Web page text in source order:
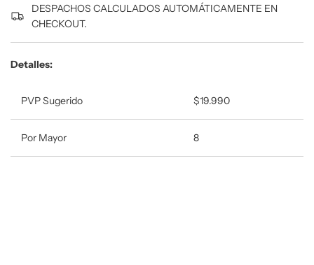
DESPACHOS CALCULADOS AUTOMÁTICAMENTE EN
CHECKOUT.
Detalles:
PVP Sugerido $19.990
Por Mayor 8